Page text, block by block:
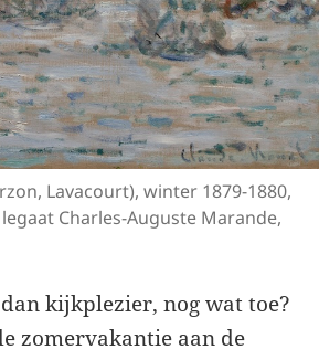
Lavacourt), winter 1879-1880,
Charles-Auguste Marande,
kijkplezier, nog wat toe?
zomervakantie aan de